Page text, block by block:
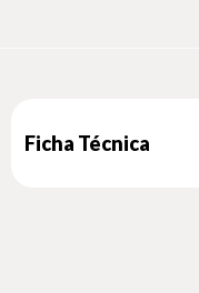
Ficha Técnica